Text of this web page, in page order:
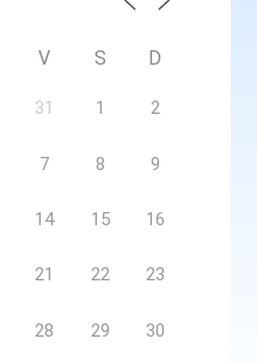
V S D
31 1 2
7 8 9
14 15 16
21 22 23
28 29 30